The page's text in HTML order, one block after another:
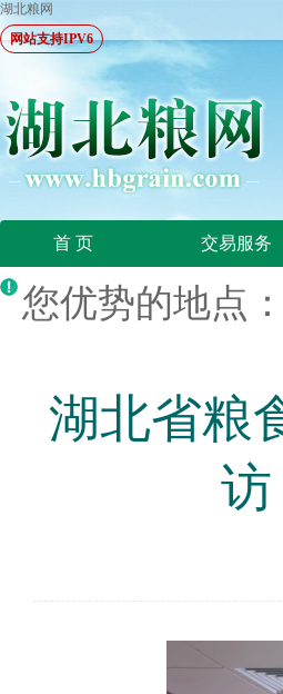
湖北粮网
网站支持IPV6
首 页 交易服务
您优势的地点
湖北省粮